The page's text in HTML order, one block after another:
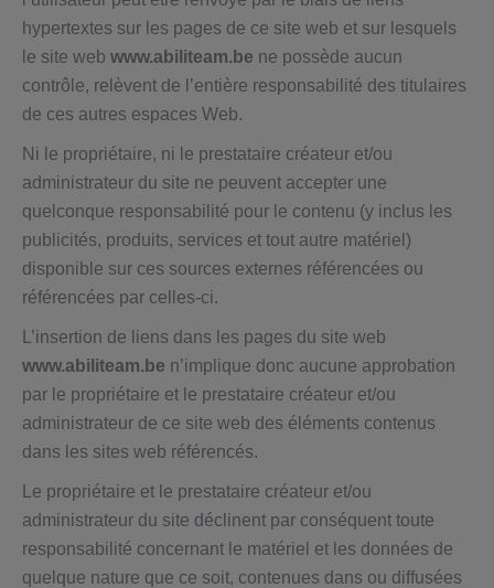
hypertextes sur les pages de ce site web et sur lesquels
le site web www.abiliteam.be ne possède aucun
contrôle, relèvent de l’entière responsabilité des titulaires
de ces autres espaces Web.
Ni le propriétaire, ni le prestataire créateur et/ou
administrateur du site ne peuvent accepter une
quelconque responsabilité pour le contenu (y inclus les
publicités, produits, services et tout autre matériel)
disponible sur ces sources externes référencées ou
référencées par celles-ci.
L’insertion de liens dans les pages du site web
www.abiliteam.be n’implique donc aucune approbation
par le propriétaire et le prestataire créateur et/ou
administrateur de ce site web des éléments contenus
dans les sites web référencés.
Le propriétaire et le prestataire créateur et/ou
administrateur du site déclinent par conséquent toute
responsabilité concernant le matériel et les données de
quelque nature que ce soit, contenues dans ou diffusées